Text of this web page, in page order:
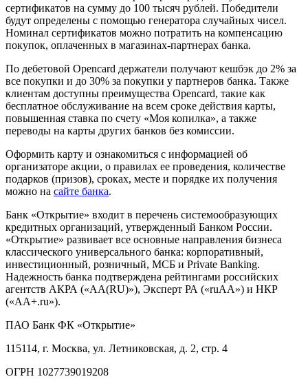
сертификатов на сумму до 100 тысяч рублей. Победители
будут определены с помощью генератора случайных чисел.
Номинал сертификатов можно потратить на компенсацию
покупок, оплаченных в магазинах-партнерах банка.
По дебетовой Opencard держатели получают кешбэк до 2% за
все покупки и до 30% за покупки у партнеров банка. Также
клиентам доступны преимущества Opencard, такие как
бесплатное обслуживание на всем сроке действия карты,
повышенная ставка по счету «Моя копилка», а также
переводы на карты других банков без комиссии.
Оформить карту и ознакомиться с информацией об
организаторе акции, о правилах ее проведения, количестве
подарков (призов), сроках, месте и порядке их получения
можно на сайте банка.
Банк «Открытие» входит в перечень системообразующих
кредитных организаций, утвержденный Банком России.
«Открытие» развивает все основные направления бизнеса
классического универсального банка: корпоративный,
инвестиционный, розничный, МСБ и Private Banking.
Надежность банка подтверждена рейтингами российских
агентств АКРА («АА(RU)»), Эксперт РА («ruAA») и НКР
(«АA+.ru»).
ПАО Банк ФК «Открытие»
115114, г. Москва, ул. Летниковская, д. 2, стр. 4
ОГРН 1027739019208